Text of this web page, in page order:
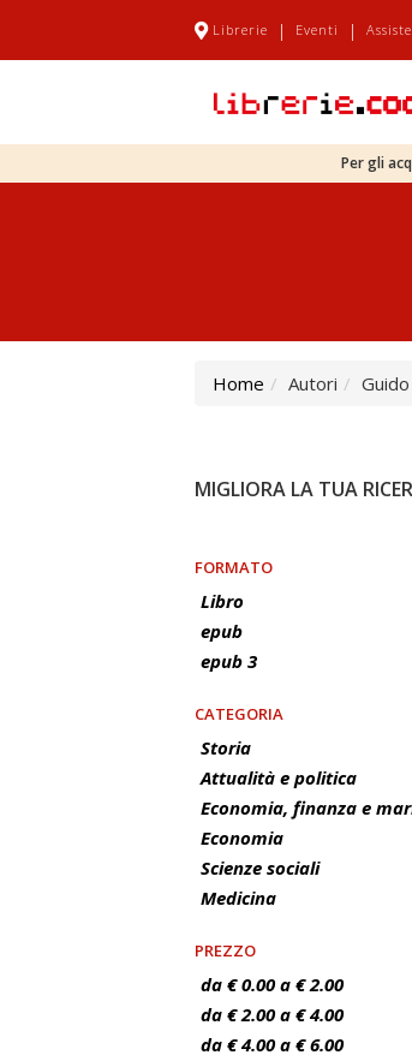
Librerie | Eventi |
Per gli
Home Autori
MIGLIORA LA TUA
FORMATO
Libro
epub
epub 3
CATEGORIA
Storia
Attualità e politica
Economia, finanza e
Economia
Scienze sociali
Medicina
PREZZO
da € 0.00 a € 2.00
da € 2.00 a € 4.00
da € 4.00 a € 6.00